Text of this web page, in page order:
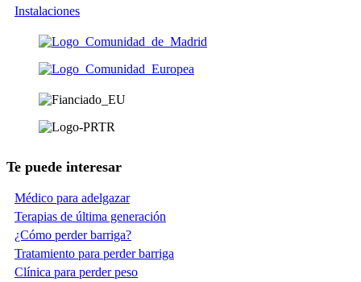
Instalaciones
Te puede interesar
Médico para adelgazar
Terapias de última generación
¿Cómo perder barriga?
Tratamiento para perder barriga
Clínica para perder peso